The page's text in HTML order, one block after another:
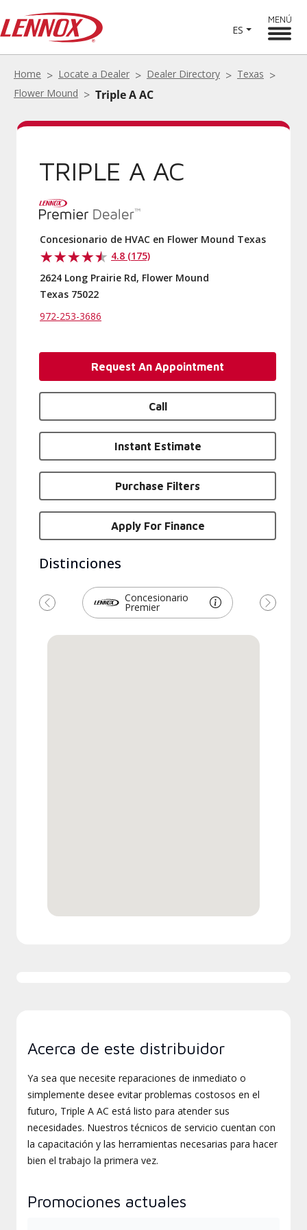
ES
MENÚ
Home Locate a Dealer Dealer Directory
Texas
Flower Mound
Triple A AC
TRIPLE A AC
Concesionario de HVAC en Flower Mound Texas
4.8 (175)
2624 Long Prairie Rd, Flower Mound
Texas 75022
972-253-3686
Request An Appointment
Call
Instant Estimate
Purchase Filters
Apply For Finance
Distinciones
Concesionario
Premier
Previous Next
Acerca de este distribuidor
Ya sea que necesite reparaciones de inmediato o
simplemente desee evitar problemas costosos en el
futuro, Triple A AC está listo para atender sus
necesidades. Nuestros técnicos de servicio cuentan con
la capacitación y las herramientas necesarias para hacer
bien el trabajo la primera vez.
Promociones actuales